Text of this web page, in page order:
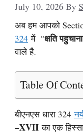
July 10, 2026 By
अब हम आपको
324 में “क्षति
वाले है.
Table Of
बीएनएस धारा 324
–XVIIका एक